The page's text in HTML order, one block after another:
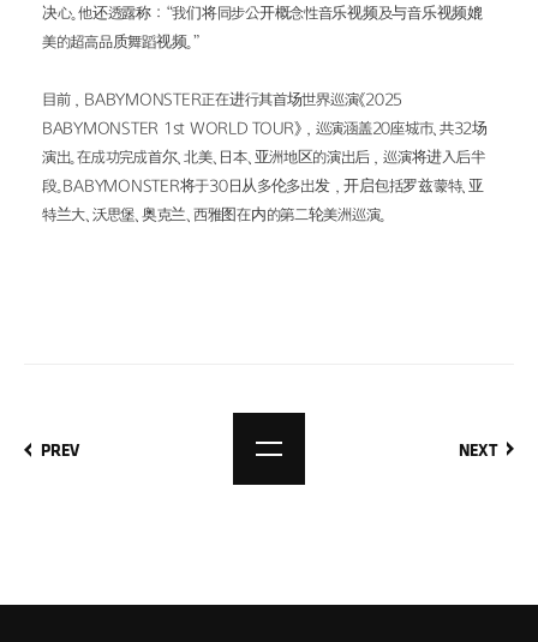
决心。他还透露称：“我们将同步公开概念性音乐视频及与音乐视频媲
美的超高品质舞蹈视频。”
目前，BABYMONSTER正在进行其首场世界巡演《2025
BABYMONSTER 1st WORLD TOUR》，巡演涵盖20座城市、共32场
演出。在成功完成首尔、北美、日本、亚洲地区的演出后，巡演将进入后半
段。BABYMONSTER将于30日从多伦多出发，开启包括罗兹蒙特、亚
特兰大、沃思堡、奥克兰、西雅图在内的第二轮美洲巡演。
PREV NEXT